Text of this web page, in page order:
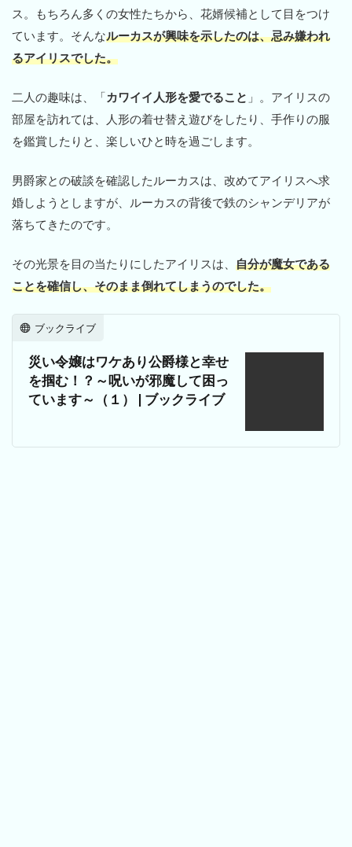
ス。もちろん多くの女性たちから、花婿候補として目をつけ
ています。そんなルーカスが興味を示したのは、忌み嫌われ
るアイリスでした。
二人の趣味は、「カワイイ人形を愛でること 」。アイリスの
部屋を訪れては、人形の着せ替え遊びをしたり、手作りの服
を鑑賞したりと、楽しいひと時を過ごします。
男爵家との破談を確認したルーカスは、改めてアイリスへ求
婚しようとしますが、ルーカスの背後で鉄のシャンデリアが
落ちてきたのです。
その光景を目の当たりにしたアイリスは、 自分が魔女である
ことを確信し、そのまま倒れてしまうのでした。
ブックライブ
災い令嬢はワケあり公爵様と幸せ
を掴む！？～呪いが邪魔して困っ
ています～（１） | ブックライブ